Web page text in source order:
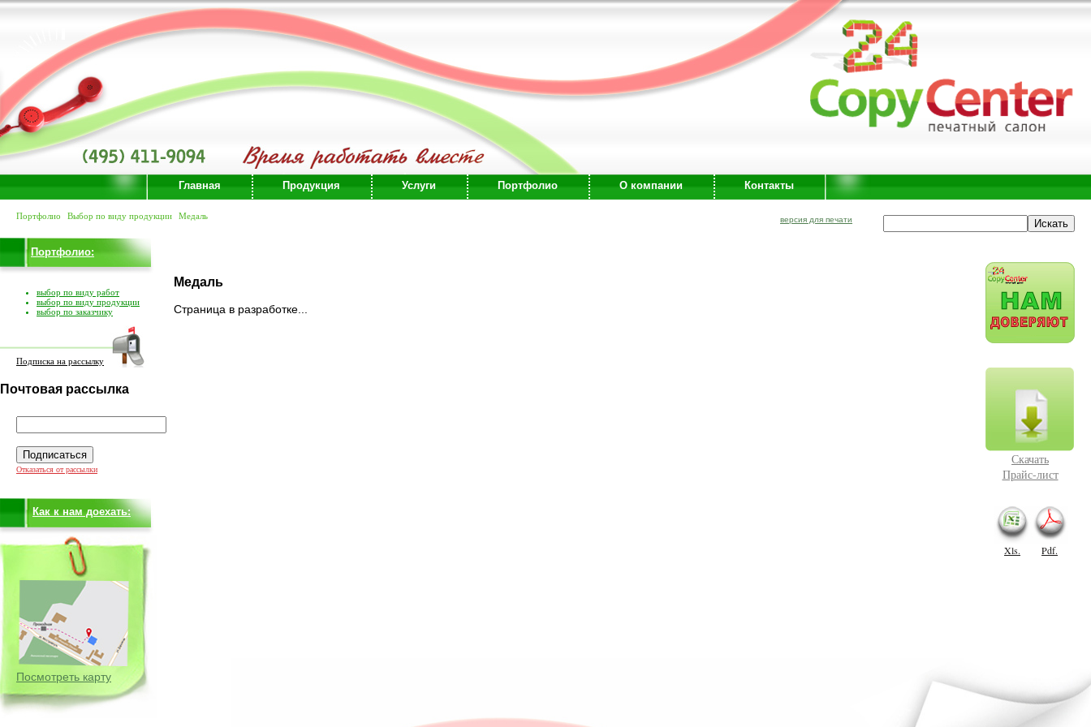
версия для печати
Главная Продукция Услуги Портфолио О компании Контакты
Портфолио Выбор по виду продукции Медаль
Портфолио:
выбор по виду работ
выбор по виду продукции
выбор по заказчику
Подписка на рассылку
Почтовая рассылка
Отказаться от рассылки
Как к нам доехать:
Посмотреть карту
Скачать
Прайс-лист
Xls. Pdf.
Медаль
Страница в разработке...